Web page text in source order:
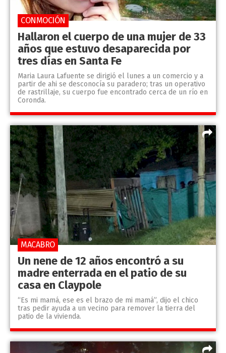
Hallaron el cuerpo de una mujer de 33
años que estuvo desaparecida por
tres días en Santa Fe
Maria Laura Lafuente se dirigió el lunes a un comercio y a
partir de ahi se desconocía su paradero; tras un operativo
de rastrillaje, su cuerpo fue encontrado cerca de un río en
Coronda.
CONMOCIÓN
Un nene de 12 años encontró a su
madre enterrada en el patio de su
casa en Claypole
“Es mi mamá, ese es el brazo de mi mamá”, dijo el chico
tras pedir ayuda a un vecino para remover la tierra del
patio de la vivienda.
MACABRO